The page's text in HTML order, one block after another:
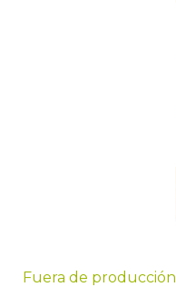
Fuera de producción